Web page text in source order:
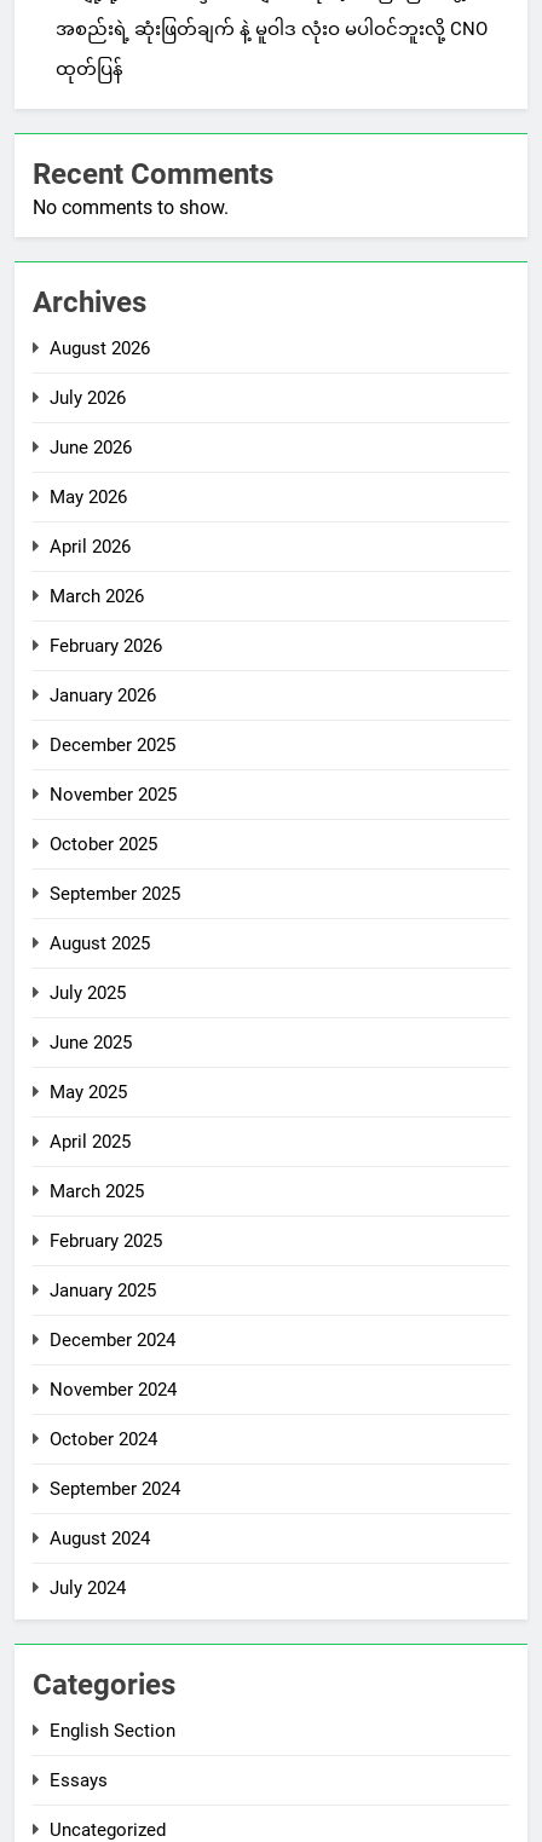
အစည်းရဲ့ ဆုံးဖြတ်ချက် နဲ့ မူဝါဒ လုံးဝ မပါဝင်ဘူးလို့ CNO
ထုတ်ပြန်
Recent Comments
No comments to show.
Archives
August 2026
July 2026
June 2026
May 2026
April 2026
March 2026
February 2026
January 2026
December 2025
November 2025
October 2025
September 2025
August 2025
July 2025
June 2025
May 2025
April 2025
March 2025
February 2025
January 2025
December 2024
November 2024
October 2024
September 2024
August 2024
July 2024
Categories
English Section
Essays
Uncategorized